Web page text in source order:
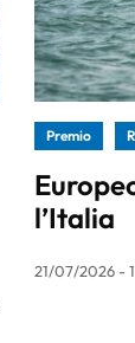
Premio
l’Italia
21/07/2026 -